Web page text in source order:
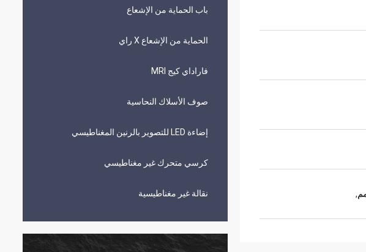
باب الحماية من الإشعاع
الحماية من الإشعاع X راي
فاراداي كيج MRI
صوف الأسلاك النحاسية
إضاءة LED للتصوير بالرنين المغناطيسي
كرسي متحرك غير مغناطيسي
نقالة غير مغناطيسية
,